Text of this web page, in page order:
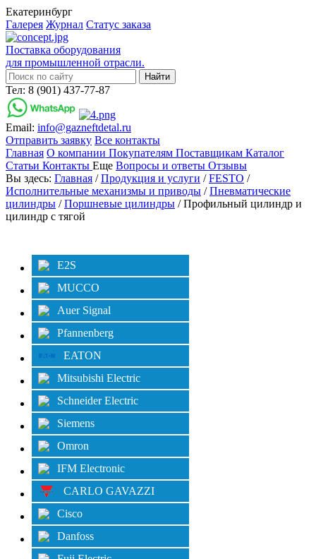
Екатеринбург
Галерея Журнал Статус заказа
Поставка оборудования
для промышленной отрасли.
Тел: 8 (901) 437-77-87
Email: info@gazneftdetal.ru
Отправить заявку Все контакты
Главная О компании Покупателям Поставщикам Каталог
Статьи Контакты Еще Вопросы и ответы Отзывы
Вы здесь: Главная /Продукция и услуги /FESTO /
Исполнительные механизмы и приводы /Пневматические
цилиндры /Поршневые цилиндры / Профильный цилиндр и
цилиндр с тягой
E2S
MUCCO
Auer Signal
Pfannenberg
EATON
Mitsubishi Electric
Schneider Electric
Siemens
Omron
IFM Electronic
CARLO GAVAZZI
Cisco
Danfoss